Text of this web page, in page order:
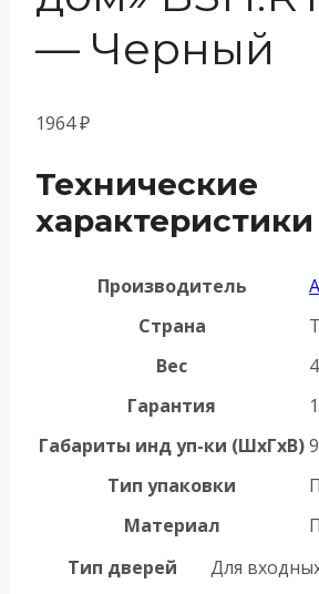
— Черный
1964₽
Технические
характеристики
Производитель
Страна
Вес
Гарантия
Габариты инд уп-ки (ШхГхВ)
Тип упаковки
Материал
Тип дверей
Для